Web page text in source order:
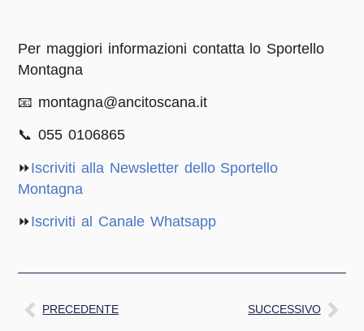
Per maggiori informazioni contatta lo Sportello
Montagna
📧 montagna@ancitoscana.it
📞 055 0106865
⏩Iscriviti alla Newsletter dello Sportello
Montagna
⏩Iscriviti al Canale Whatsapp
PRECEDENTE SUCCESSIVO